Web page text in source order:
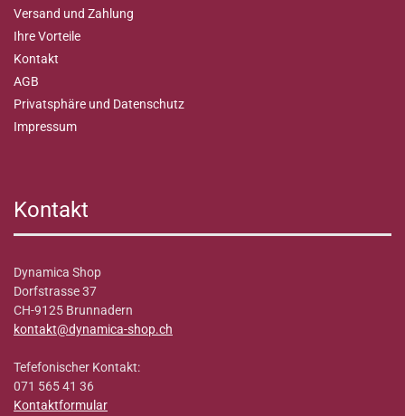
Versand und Zahlung
Ihre Vorteile
Kontakt
AGB
Privatsphäre und Datenschutz
Impressum
Kontakt
Dynamica Shop
Dorfstrasse 37
CH-9125 Brunnadern
kontakt@dynamica-shop.ch
Tefefonischer Kontakt:
071 565 41 36
Kontaktformular